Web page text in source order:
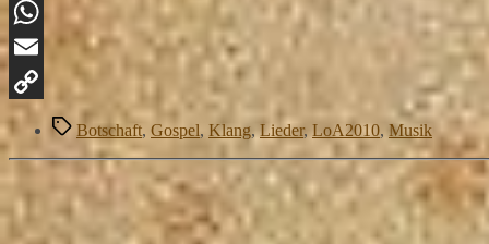
LinkedIn
WhatsApp
Email
Copy
Link
Schlagwörter
Botschaft, Gospel, Klang,Lieder, LoA2010, Musik